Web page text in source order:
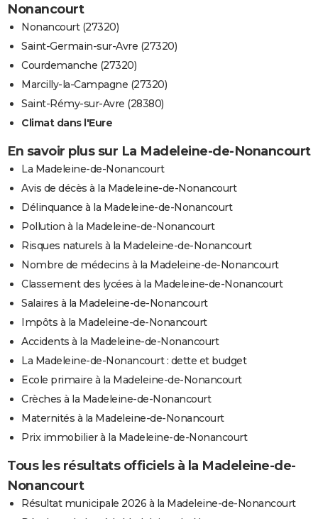
Nonancourt
Nonancourt (27320)
Saint-Germain-sur-Avre (27320)
Courdemanche (27320)
Marcilly-la-Campagne (27320)
Saint-Rémy-sur-Avre (28380)
Climat dans l'Eure
En savoir plus sur La Madeleine-de-Nonancourt
La Madeleine-de-Nonancourt
Avis de décès à la Madeleine-de-Nonancourt
Délinquance à la Madeleine-de-Nonancourt
Pollution à la Madeleine-de-Nonancourt
Risques naturels à la Madeleine-de-Nonancourt
Nombre de médecins à la Madeleine-de-Nonancourt
Classement des lycées à la Madeleine-de-Nonancourt
Salaires à la Madeleine-de-Nonancourt
Impôts à la Madeleine-de-Nonancourt
Accidents à la Madeleine-de-Nonancourt
La Madeleine-de-Nonancourt : dette et budget
Ecole primaire à la Madeleine-de-Nonancourt
Crèches à la Madeleine-de-Nonancourt
Maternités à la Madeleine-de-Nonancourt
Prix immobilier à la Madeleine-de-Nonancourt
Tous les résultats officiels à la Madeleine-de-
Nonancourt
Résultat municipale 2026 à la Madeleine-de-Nonancourt